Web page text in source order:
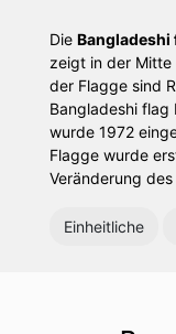
Die Bangladeshi
zeigt in der Mitte
der Flagge sind
Bangladeshi
wurde 1972
Flagge wurde
Veränderung
Einheitliche